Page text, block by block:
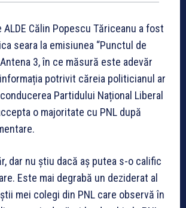
Călin Popescu Tăriceanu a fost
seara la emisiunea “Punctul de
3, în ce măsură este adevăr
potrivit căreia politicianul ar
Partidului Național Liberal
o majoritate cu PNL după
dar nu știu dacă aș putea s-o calific
Este mai degrabă un deziderat al
mei colegi din PNL care observă în